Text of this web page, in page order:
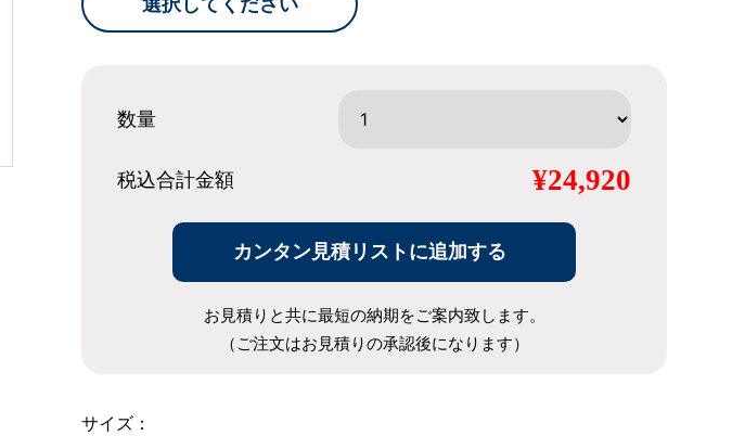
数量
税込合計金額 ¥24,920
カンタン見積リストに追加する
お見積りと共に最短の納期をご案内致します。
（ご注文はお見積りの承認後になります）
サイズ：